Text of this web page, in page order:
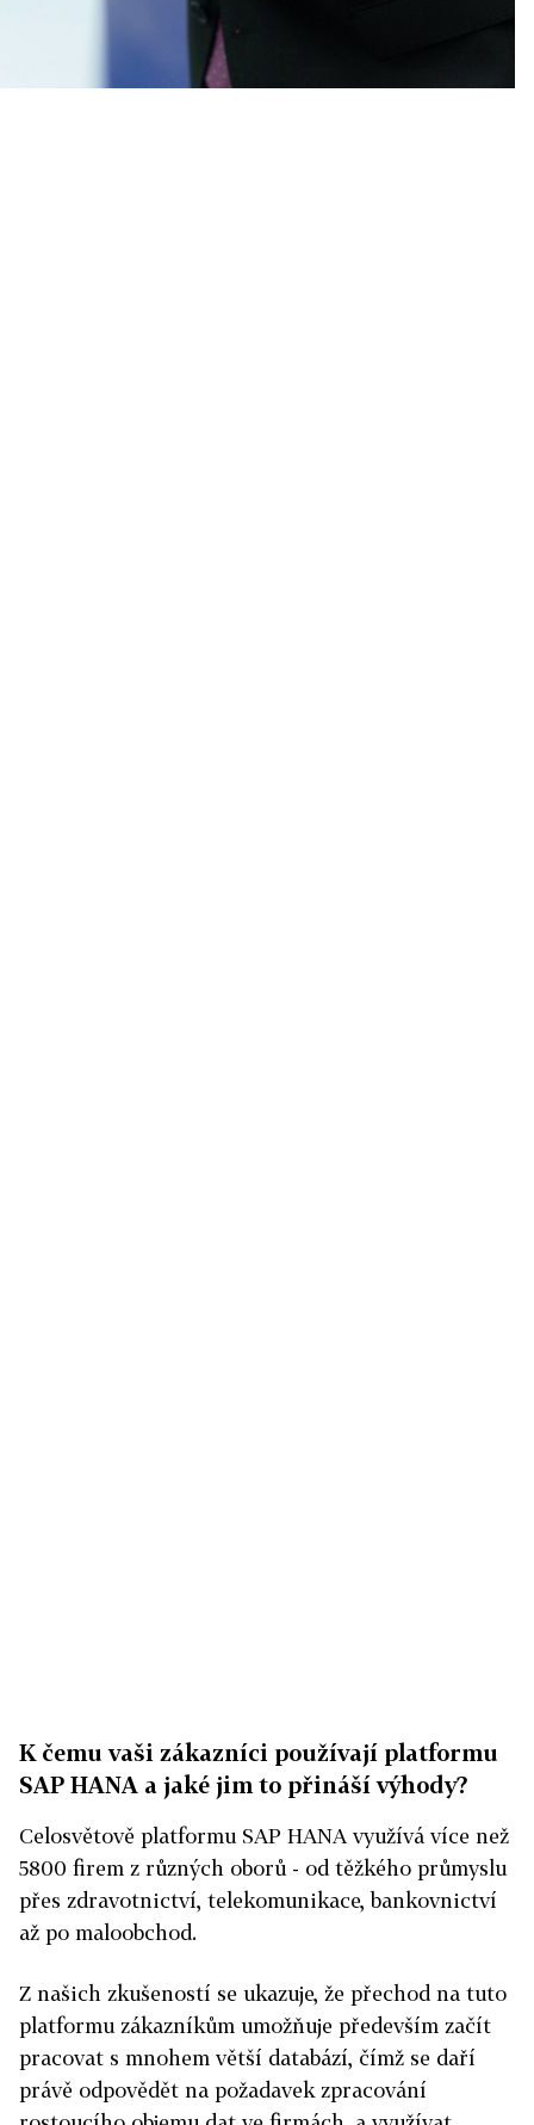
K čemu vaši zákazníci používají platformu
SAP HANA a jaké jim to přináší výhody?
Celosvětově platformu SAP HANA využívá více než
5800 firem z různých oborů - od těžkého průmyslu
přes zdravotnictví, telekomunikace, bankovnictví
až po maloobchod.
Z našich zkušeností se ukazuje, že přechod na tuto
platformu zákazníkům umožňuje především začít
pracovat s mnohem větší databází, čímž se daří
právě odpovědět na požadavek zpracování